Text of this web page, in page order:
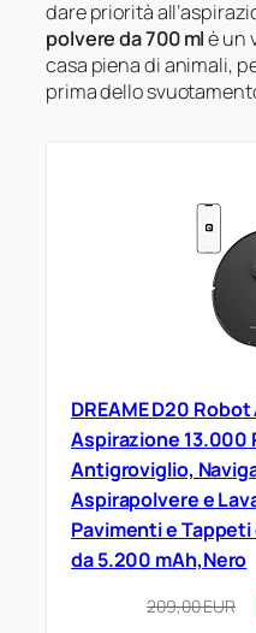
dare priorità
polvere da 700 mlè un
casa piena di animali,
prima dello
DREAME D20
Aspirazione 13.000
Antigroviglio,
Aspirapolvere e
Pavimenti e
da 5.200 mAh,Nero
209,00 EUR